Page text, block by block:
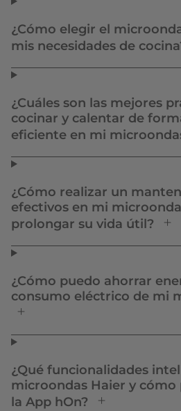
¿Cómo elegir el
mis necesidades de
¿Cuáles son las mejores
cocinar y calentar de
eficiente en mi
¿Cómo realizar un
efectivos en mi
prolongar su vida útil?
¿Cómo puedo ahorrar
consumo eléctrico de mi
¿Qué funcionalidades
microondas Haier y cómo
la App hOn?